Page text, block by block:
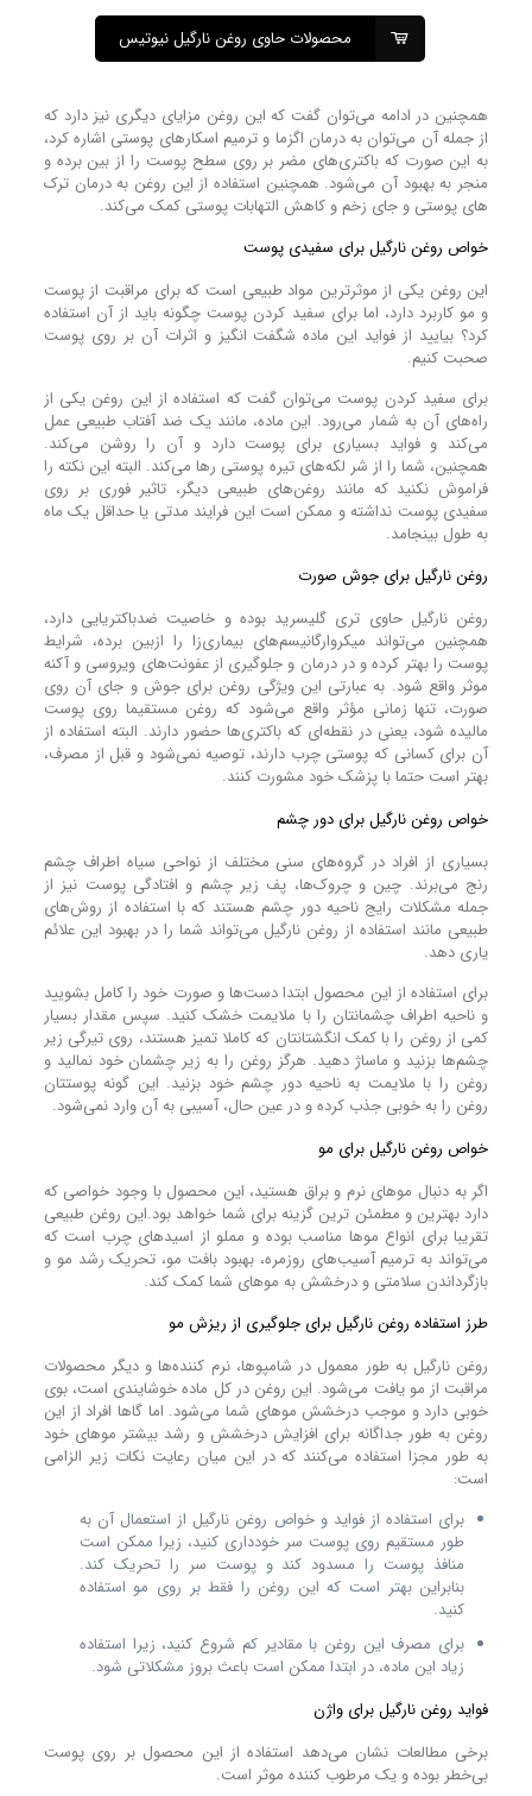
محصولات حاوی روغن نارگیل نیوتیس
همچنین در ادامه می‌توان گفت که این روغن مزایای دیگری نیز دارد که
از جمله‌ آن می‌توان به درمان اگزما و ترمیم اسکار‌های پوستی اشاره کرد،
به این صورت که باکتری‌های مضر بر روی سطح پوست را از بین برده و
منجر به بهبود آن می‌شود. همچنین استفاده از این روغن به درمان ترک
های پوستی و جای زخم و کاهش التهابات پوستی کمک می‌کند.
خواص روغن نارگیل برای سفیدی پوست
این روغن یکی از موثرترین مواد طبیعی است که برای مراقبت از پوست
و مو کاربرد دارد، اما برای سفید کردن پوست چگونه باید از آن استفاده
کرد؟ بیایید از فواید این ماده شگفت انگیز و اثرات آن بر روی پوست
صحبت کنیم.
برای سفید کردن پوست می‌توان گفت که استفاده از این روغن یکی از
راه‌های آن به شمار می‌رود. این ماده، مانند یک ضد آفتاب طبیعی عمل
می‌کند و فواید بسیاری برای پوست دارد و آن را روشن می‌کند.
همچنین، شما را از شر لکه‌های تیره پوستی رها می‌کند. البته این نکته را
فراموش نکنید که مانند روغن‌های طبیعی دیگر، تاثیر فوری بر روی
سفیدی پوست نداشته و ممکن است این فرایند مدتی یا حداقل یک ماه
به طول بینجامد.
روغن نارگیل برای جوش صورت
روغن نارگیل حاوی تری‌ گلیسرید بوده و خاصیت ضدباکتریایی دارد،
همچنین می‌تواند میکروارگانیسم‌های بیماری‌زا را ازبین برده، شرایط
پوست را بهتر کرده و در درمان و جلوگیری از عفونت‌های ویروسی و آکنه
موثر واقع شود. به عبارتی این ویژگی روغن برای جوش و جای آن روی
صورت، تنها زمانی مؤثر واقع می‌شود که روغن مستقیما روی پوست
مالیده شود، یعنی در نقطه‌ای که باکتری‌ها حضور دارند. البته استفاده از
آن برای کسانی که پوستی چرب دارند، توصیه نمی‌شود و قبل از مصرف،
بهتر است حتما با پزشک خود مشورت کنند.
خواص روغن نارگیل برای دور چشم
بسیاری از افراد در گروه‌های سنی مختلف از نواحی سیاه اطراف چشم
رنج می‌برند. چین و چروک‌ها، پف زیر چشم و افتادگی پوست نیز از
جمله مشکلات رایج ناحیه دور چشم هستند که با استفاده از روش‌های
طبیعی مانند استفاده از روغن نارگیل می‌تواند شما را در بهبود این علائم
یاری دهد.
برای استفاده از این محصول ابتدا دست‌ها و صورت خود را کامل بشویید
و ناحیه اطراف چشمانتان را با ملایمت خشک کنید. سپس مقدار بسیار
کمی از روغن را با کمک انگشتانتان که کاملا تمیز هستند، روی تیرگی زیر
چشم‌ها بزنید و ماساژ دهید. هرگز روغن را به زیر چشمان خود نمالید و
روغن را با ملایمت به ناحیه دور چشم خود بزنید. این گونه پوستتان
روغن را به خوبی جذب کرده و در عین حال، آسیبی به آن وارد نمی‌شود.
خواص روغن نارگیل برای مو
اگر به دنبال موهای نرم و براق هستید، این محصول با وجود خواصی که
دارد بهترین و مطمئن ترین گزینه برای شما خواهد بود.این روغن طبیعی
تقریبا برای انواع موها مناسب بوده و مملو از اسیدهای چرب است که
می‌تواند به ترمیم آسیب‌های روزمره، بهبود بافت مو، تحریک رشد مو و
بازگرداندن سلامتی و درخشش به موهای شما کمک کند.
طرز استفاده روغن نارگیل برای جلوگیری از ریزش مو
روغن نارگیل به طور معمول در شامپوها، نرم کننده‌ها و دیگر محصولات
مراقبت از مو یافت می‌شود. این روغن در کل ماده‌ خوشایندی است، بوی
خوبی دارد و موجب درخشش موهای شما می‌شود. اما گاها افراد از این
روغن به طور جداگانه برای افزایش درخشش و رشد بیشتر موهای خود
به طور مجزا استفاده می‌کنند که در این میان رعایت نکات زیر الزامی
است:
برای استفاده از فواید و خواص روغن نارگیل از استعمال آن به
طور مستقیم روی پوست سر خودداری کنید، زیرا ممکن است
منافذ پوست را مسدود کند و پوست سر را تحریک کند.
بنابراین بهتر است که این روغن را فقط بر روی مو استفاده
کنید.
برای مصرف این روغن با مقادیر کم شروع کنید، زیرا استفاده
زیاد این ماده، در ابتدا ممکن است باعث بروز مشکلاتی شود.
فواید روغن نارگیل برای واژن
برخی مطالعات نشان می‌دهد استفاده از این محصول بر روی پوست
بی‌خطر بوده و یک مرطوب کننده موثر است.